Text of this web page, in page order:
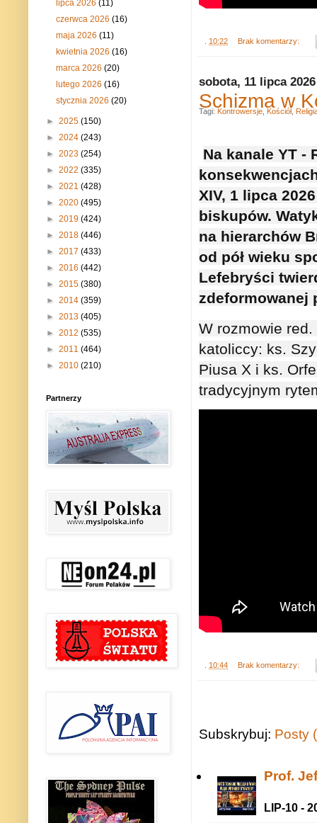
10:22 Brak komentarzy:
sobota, 11 lipca 2026
Schizma w
Na kanale YT -
XIV, 1 lipca
biskupów.
na hierarchów
od pół wieku
Lefebryści
zdeformowanej
W rozmowie
katoliccy: ks.
Piusa X i ks.
tradycyjnym
10:44 Brak komentarzy:
Tagi: Kontrowersje Kościół,
Subskrybuj: Posty
Prof.
LIP-10 -
lipca 2026(11)
czerwca 2026(16)
maja 2026(11)
kwietnia 2026(16)
marca 2026(20)
lutego 2026(16)
stycznia 2026(20)
► 2025 (150)
► 2024 (243)
► 2023 (254)
► 2022 (335)
► 2021 (428)
► 2020 (495)
► 2019 (424)
► 2018 (446)
► 2017 (433)
► 2016 (442)
► 2015 (380)
► 2014 (359)
► 2013 (405)
► 2012 (535)
► 2011 (464)
► 2010 (210)
Partnerzy